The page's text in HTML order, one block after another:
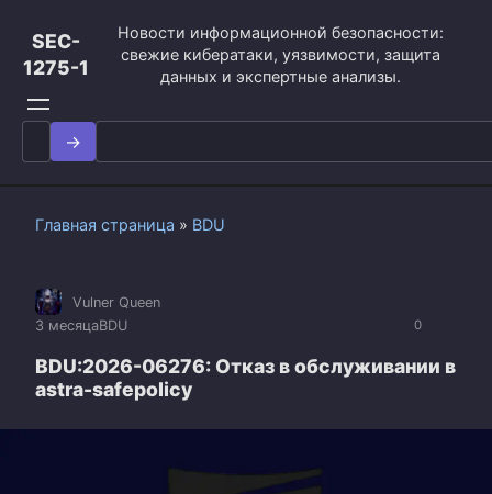
контенту
SEC-
1275-1
Новости информационной безопасности:
свежие кибератаки, уязвимости, защита
данных и экспертные анализы.
Search
for:
Главная страница » BDU
0
Vulner Queen
3 месяцаBDU
BDU:2026-06276: Отказ в обслуживании в
astra-safepolicy